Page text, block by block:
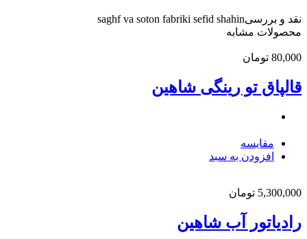
نقد و بررسیsaghf va soton fabriki sefid shahin
محصولات مشابه
80,000 تومان
قالپاق تو رینگی شاهین
مقایسه
افزودن به سبد
5,300,000 تومان
رادیاتور آب شاهین